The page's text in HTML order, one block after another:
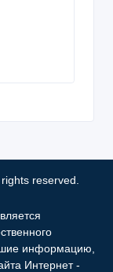
reserved.
информацию,
Интернет -